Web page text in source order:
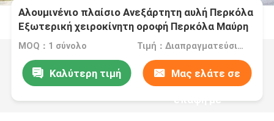
Αλουμινένιο πλαίσιο Ανεξάρτητη αυλή Περκόλα
Εξωτερική χειροκίνητη οροφή Περκόλα Μαύρη
MOQ：1 σύνολο Τιμή：Διαπραγματεύσιμα
Καλύτερη τιμή Μας ελάτε σε
επαφή με